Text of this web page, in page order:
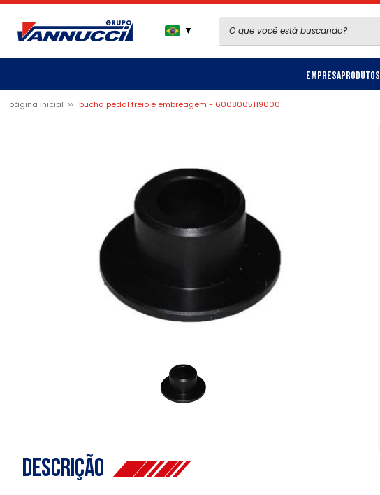
▼
EmpresaProdutos
página inicial bucha pedal freio e embreagem - 6008005119000
Descrição